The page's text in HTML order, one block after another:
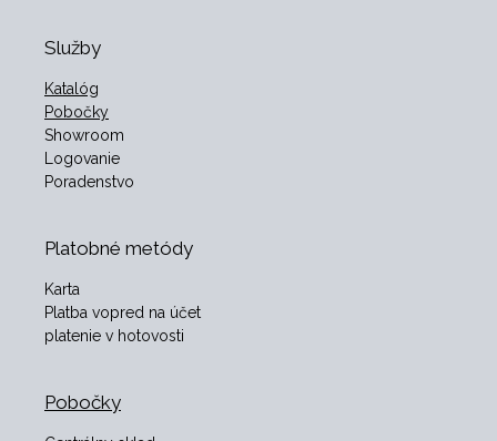
Služby
Katalóg
Pobočky
Showroom
Logovanie
Poradenstvo
Platobné metódy
Karta
Platba vopred na účet
platenie v hotovosti
Pobočky